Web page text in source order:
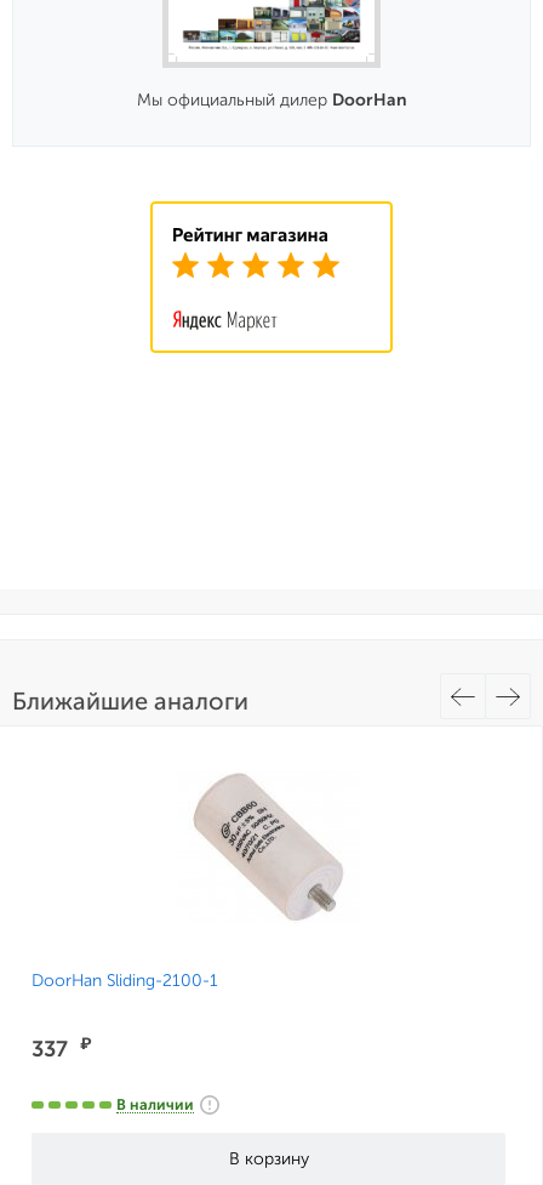
Мы официальный дилер DoorHan
Ближайшие аналоги
DoorHan Sliding-2100-1
337 ₽
В наличии